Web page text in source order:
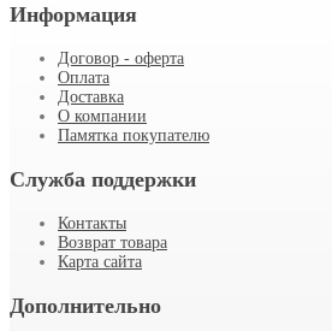
Информация
Договор - оферта
Оплата
Доставка
О компании
Памятка покупателю
Служба поддержки
Контакты
Возврат товара
Карта сайта
Дополнительно